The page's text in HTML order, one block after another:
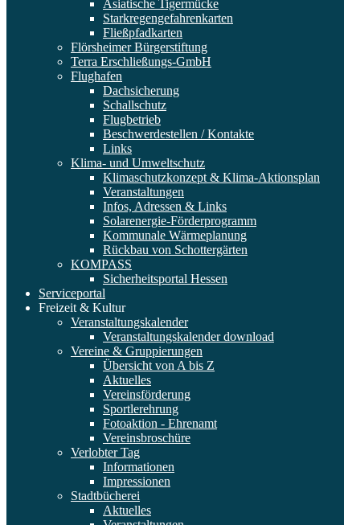
Asiatische Tigermücke
Starkregengefahrenkarten
Fließpfadkarten
Flörsheimer Bürgerstiftung
Terra Erschließungs-GmbH
Flughafen
Dachsicherung
Schallschutz
Flugbetrieb
Beschwerdestellen / Kontakte
Links
Klima- und Umweltschutz
Klimaschutzkonzept & Klima-Aktionsplan
Veranstaltungen
Infos, Adressen & Links
Solarenergie-Förderprogramm
Kommunale Wärmeplanung
Rückbau von Schottergärten
KOMPASS
Sicherheitsportal Hessen
Serviceportal
Freizeit & Kultur
Veranstaltungskalender
Veranstaltungskalender download
Vereine & Gruppierungen
Übersicht von A bis Z
Aktuelles
Vereinsförderung
Sportlerehrung
Fotoaktion - Ehrenamt
Vereinsbroschüre
Verlobter Tag
Informationen
Impressionen
Stadtbücherei
Aktuelles